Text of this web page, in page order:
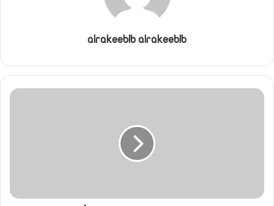
alrakeeblb alrakeeblb